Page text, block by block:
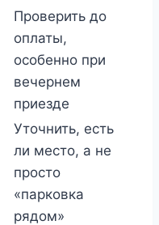
Проверить до
оплаты,
особенно при
вечернем
приезде
Уточнить, есть
ли место, а не
просто
«парковка
рядом»